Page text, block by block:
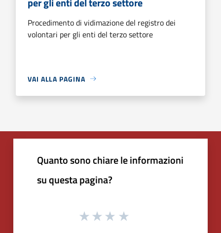
Procedimento di vidimazione del registro dei
volontari per gli enti del terzo settore
VAI ALLA PAGINA
Quanto sono chiare le informazioni
su questa pagina?